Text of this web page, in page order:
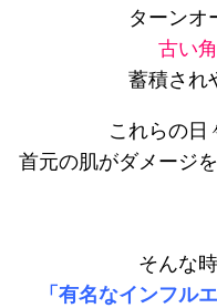
ターンオ
古い
蓄積され
これらの日
首元の肌がダメージ
そんな
「有名なインフル